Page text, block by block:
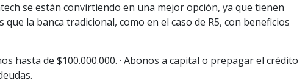
se están convirtiendo en una mejor opción, ya que tienen
la banca tradicional, como en el caso de R5, con beneficios
hasta de $100.000.000. · Abonos a capital o prepagar el crédito